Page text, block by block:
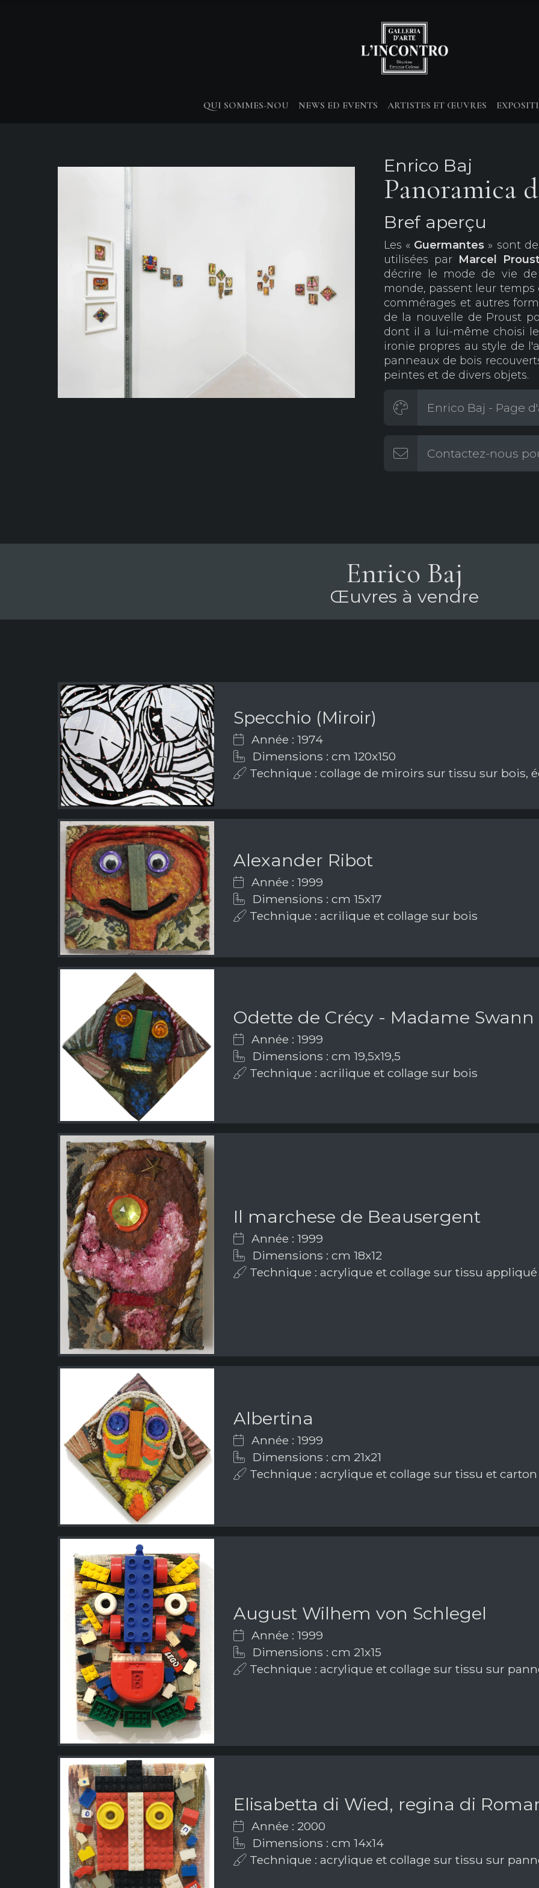
QUI SOMMES-NOU NEWS ED EVENTS ARTISTES ET ŒUVRES
Enrico Baj
Panoramica
Bref aperçu
Les « Guermantes » sont
utilisées par Marcel
décrire le mode de vie
monde, passent leur temps
commérages et autres
de la nouvelle de Proust
dont il a lui-même choisi
ironie propres au style de
panneaux de bois
peintes et de divers objets.
Enrico Baj - Page
Contactez-nous
Enrico Baj
Œuvres à vendre
Specchio (Miroir)
Année : 1974
Dimensions : cm 120x150
Technique : collage de miroirs sur tissu sur bois,
Alexander Ribot
Année : 1999
Dimensions : cm 15x17
Technique : acrilique et collage sur bois
Odette de Crécy - Madame Swann
Année : 1999
Dimensions : cm 19,5x19,5
Technique : acrilique et collage sur bois
Il marchese de Beausergent
Année : 1999
Dimensions : cm 18x12
Technique : acrylique et collage sur tissu
Albertina
Année : 1999
Dimensions : cm 21x21
Technique : acrylique et collage sur tissu et carton
August Wilhem von Schlegel
Année : 1999
Dimensions : cm 21x15
Technique : acrylique et collage sur tissu sur
Elisabetta di Wied, regina di
Année : 2000
Dimensions : cm 14x14
Technique : acrylique et collage sur tissu sur